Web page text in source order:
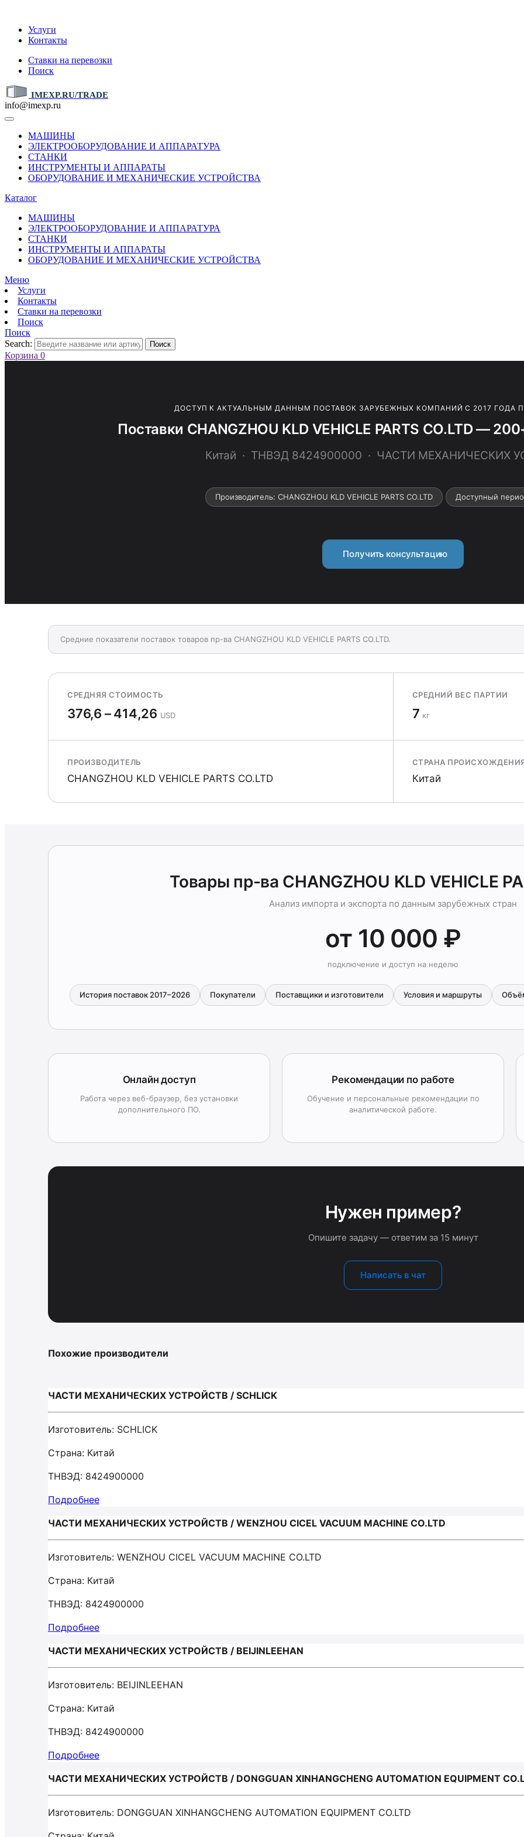
Услуги
Контакты
Ставки на перевозки
Поиск
IMEXP.RU/TRADE
info@imexp.ru
МАШИНЫ
ЭЛЕКТРООБОРУДОВАНИЕ И АППАРАТУРА
СТАНКИ
ИНСТРУМЕНТЫ И АППАРАТЫ
ОБОРУДОВАНИЕ И МЕХАНИЧЕСКИЕ УСТРОЙСТВА
Каталог
МАШИНЫ
ЭЛЕКТРООБОРУДОВАНИЕ И АППАРАТУРА
СТАНКИ
ИНСТРУМЕНТЫ И АППАРАТЫ
ОБОРУДОВАНИЕ И МЕХАНИЧЕСКИЕ УСТРОЙСТВА
Меню
Услуги
Контакты
Ставки на перевозки
Поиск
Поиск
Search:
Поиск
Корзина 0
ДОСТУП К АКТУАЛЬНЫМ ДАННЫМ ПОСТАВОК ЗАРУБЕЖНЫХ КОМПАНИЙ С 2017 ГОДА
Поставки CHANGZHOU KLD VEHICLE PARTS CO.LTD —
Китай · ТНВЭД 8424900000 · ЧАСТИ МЕХАНИЧЕСКИХ
Производитель: CHANGZHOU KLD VEHICLE PARTS CO.LTD Доступный
Получить консультацию
Средние показатели поставок товаров пр-ва CHANGZHOU KLD VEHICLE PARTS CO.LTD.
СРЕДНЯЯ СТОИМОСТЬ
376,6 – 414,26 USD
СРЕДНИЙ ВЕС ПАРТИИ
7 кг
ПРОИЗВОДИТЕЛЬ
CHANGZHOU KLD VEHICLE PARTS CO.LTD
СТРАНА
Китай
Товары пр-ва CHANGZHOU KLD VEHICLE
Анализ импорта и экспорта по данным зарубежных стран
от 10 000 ₽
подключение и доступ на неделю
История поставок 2017–2026 Покупатели Поставщики и изготовители Условия и маршруты
Онлайн доступ
Работа через веб-браузер, без установки
дополнительного ПО.
Рекомендации по работе
Обучение и персональные рекомендации по
аналитической работе.
Нужен пример?
Опишите задачу — ответим за 15 минут
Написать в чат
Похожие производители
ЧАСТИ МЕХАНИЧЕСКИХ УСТРОЙСТВ / SCHLICK
Изготовитель: SCHLICK
Страна: Китай
ТНВЭД: 8424900000
Подробнее
ЧАСТИ МЕХАНИЧЕСКИХ УСТРОЙСТВ / WENZHOU CICEL VACUUM MACHINE CO.LTD
Изготовитель: WENZHOU CICEL VACUUM MACHINE CO.LTD
Страна: Китай
ТНВЭД: 8424900000
Подробнее
ЧАСТИ МЕХАНИЧЕСКИХ УСТРОЙСТВ / BEIJINLEEHAN
Изготовитель: BEIJINLEEHAN
Страна: Китай
ТНВЭД: 8424900000
Подробнее
ЧАСТИ МЕХАНИЧЕСКИХ УСТРОЙСТВ / DONGGUAN XINHANGCHENG AUTOMATION EQUIPMENT
Изготовитель: DONGGUAN XINHANGCHENG AUTOMATION EQUIPMENT CO.LTD